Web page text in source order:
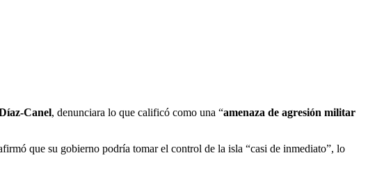
Canel, denunciara lo que calificó como una “amenaza de agresión militar
que su gobierno podría tomar el control de la isla “casi de inmediato”, lo